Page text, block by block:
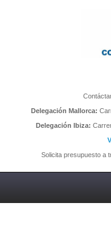
Delegación Mallorca:
Delegación Ibiza:
Solicita presupuesto a